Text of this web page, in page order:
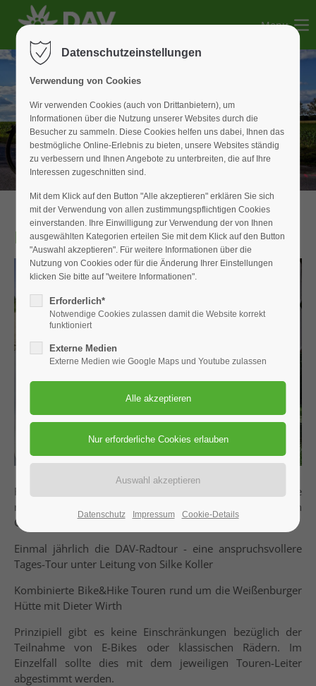
Der Eintrag "offcanvas-col2" existiert leider nicht.
Der Eintrag "offcanvas-col3" existiert leider nicht.
Der Eintrag "offcanvas-col4" existiert leider nicht.
Menu
Rad-Touren
Regelmäßige Ausflüge während der Sommer-Monate in die
nähere Umgebung, meist Samstags unter Leitung von
Günther Ast.
Einmal jährlich die DAV-Radtour - eine anspruchsvollere
Tages-Tour unter Leitung von Silke Koller
Kombinierte Bike&Hike Touren rund um die Weißenburger
Hütte mit Dieter Wirth
Prinzipiell gibt es keine Einschränkungen bezüglich der
Teilnahme von E-Bikes oder klassischen Rädern. Im
Einzelfall sollte dies mit dem jeweiligen Touren-Leiter
abgestimmt werden.
Datenschutzeinstellungen
Verwendung von Cookies
Wir verwenden Cookies (auch von Drittanbietern), um
Informationen über die Nutzung unserer Websites durch die
Besucher zu sammeln. Diese Cookies helfen uns dabei, Ihnen das
bestmögliche Online-Erlebnis zu bieten, unsere Websites ständig
zu verbessern und Ihnen Angebote zu unterbreiten, die auf Ihre
Interessen zugeschnitten sind.
Mit dem Klick auf den Button "Alle akzeptieren" erklären Sie sich
mit der Verwendung von allen zustimmungspflichtigen Cookies
einverstanden. Ihre Einwilligung zur Verwendung der von Ihnen
ausgewählten Kategorien erteilen Sie mit dem Klick auf den Button
"Auswahl akzeptieren". Für weitere Informationen über die
Nutzung von Cookies oder für die Änderung Ihrer Einstellungen
klicken Sie bitte auf "weitere Informationen".
Erforderlich*
Notwendige Cookies zulassen damit die Website korrekt
funktioniert
Externe Medien
Externe Medien wie Google Maps und Youtube zulassen
Datenschutz Impressum Cookie-Details